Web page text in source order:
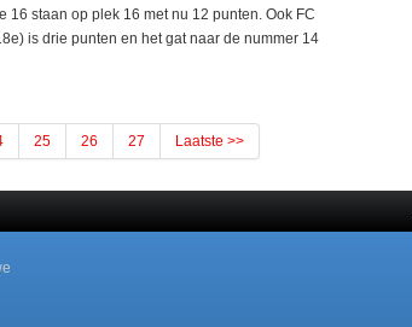
staan op plek 16 met nu 12 punten. Ook FC
is drie punten en het gat naar de nummer 14
25 26 27 Laatste >>